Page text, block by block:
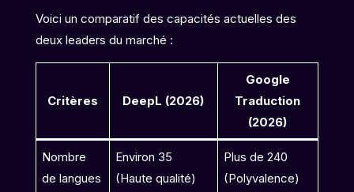
Voici un comparatif des capacités actuelles des
deux leaders du marché :
Critères DeepL (2026)
Google
Traduction
(2026)
Nombre
de langues
Environ 35
(Haute qualité)
Plus de 240
(Polyvalence)